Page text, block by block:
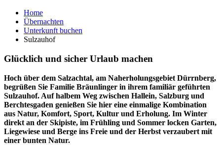
Home
Übernachten
Unterkunft buchen
Sulzauhof
Glücklich und sicher Urlaub machen
Hoch über dem Salzachtal, am Naherholungsgebiet Dürrnberg,
begrüßen Sie Familie Bräunlinger in ihrem familiär geführten
Sulzauhof. Auf halbem Weg zwischen Hallein, Salzburg und
Berchtesgaden genießen Sie hier eine einmalige Kombination
aus Natur, Komfort, Sport, Kultur und Erholung. Im Winter
direkt an der Skipiste, im Frühling und Sommer locken Garten,
Liegewiese und Berge ins Freie und der Herbst verzaubert mit
einer bunten Natur.